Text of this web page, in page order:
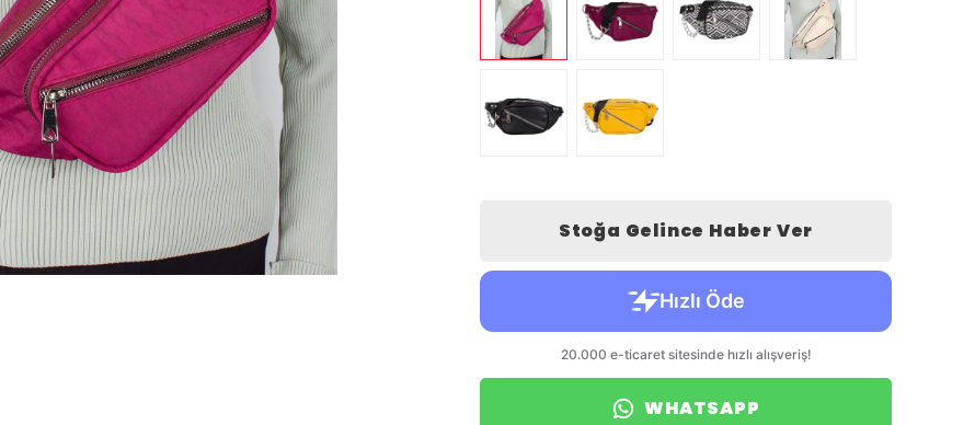
Stoğa Gelince Haber Ver
WHATSAPP